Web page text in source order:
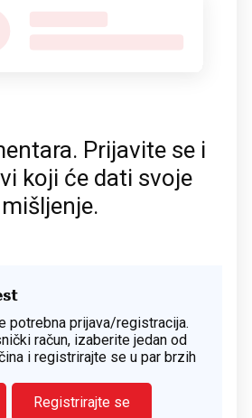
Prijavite se i
koji će dati svoje
mišljenje.
potrebna prijava/registracija.
račun, izaberite jedan od
i registrirajte se u par brzih
Registrirajte se